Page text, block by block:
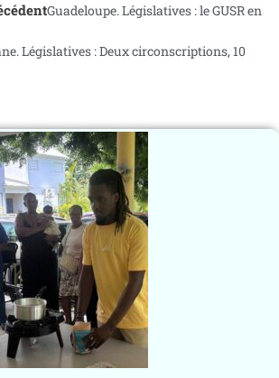
Guadeloupe. Législatives : le GUSR en
Législatives : Deux circonscriptions, 10